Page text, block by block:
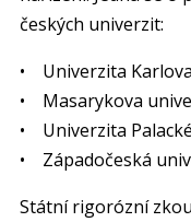
českých univerzit:
• Univerzita Karlova
• Masarykova
• Univerzita
• Západočeská
Státní rigorózní